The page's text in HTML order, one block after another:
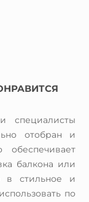
специалисты
отобран и
балкона или
в стильное и
по